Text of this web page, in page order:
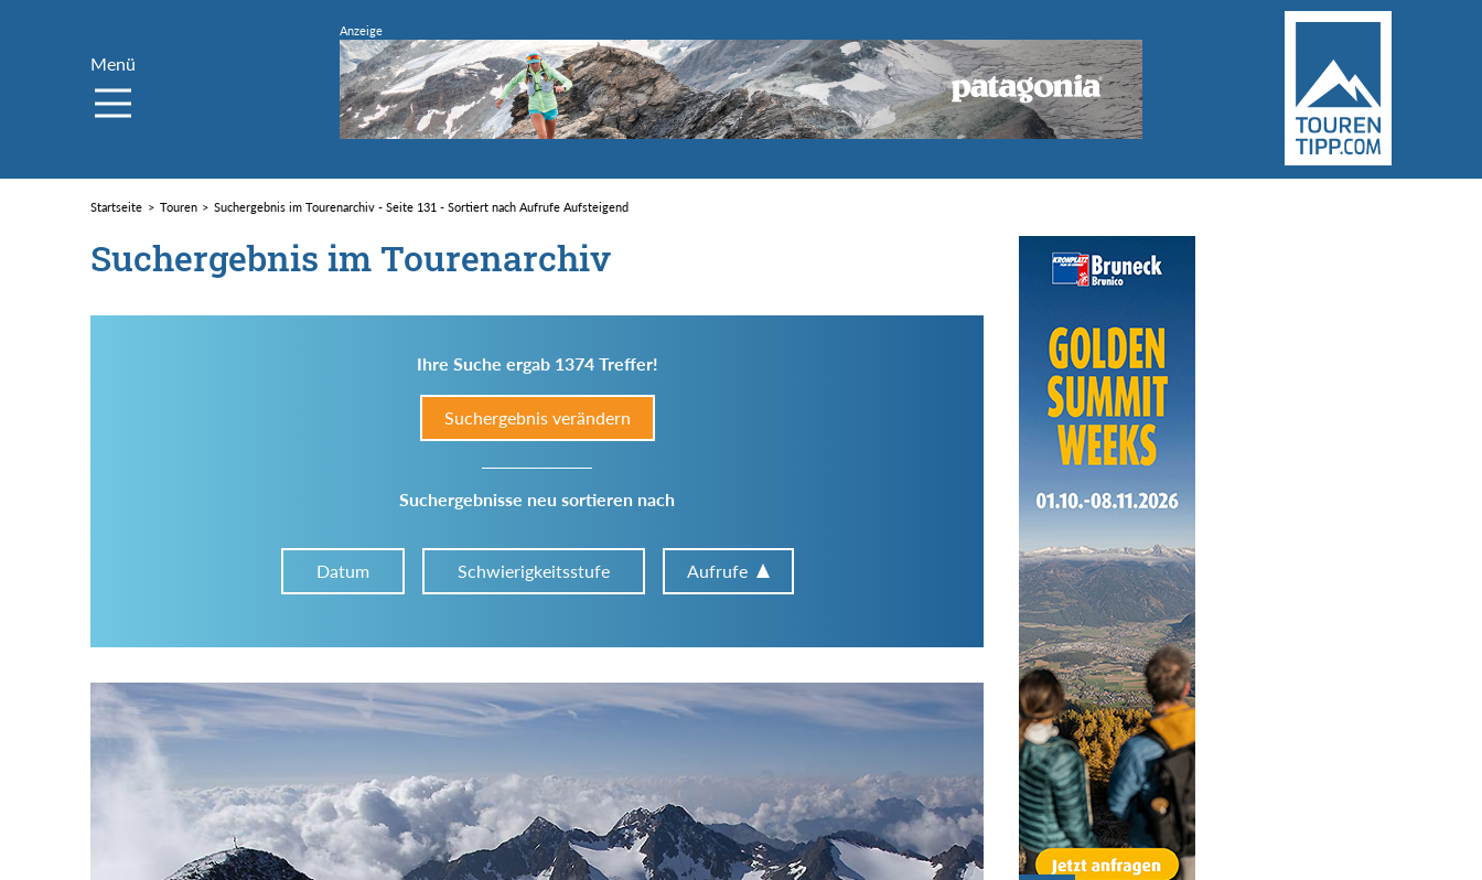
Menü
Startseite Touren Suchergebnis im Tourenarchiv - Seite 131 - Sortiert nach Aufrufe Aufsteigend
Suchergebnis im Tourenarchiv
Ihre Suche ergab 1374 Treffer!
Suchergebnis verändern
Suchergebnisse neu sortieren nach
Datum Schwierigkeitsstufe Aufrufe
Im Tourenarchiv suchen
Region:
Art der Tour:
Schwierigkeitsgrad: